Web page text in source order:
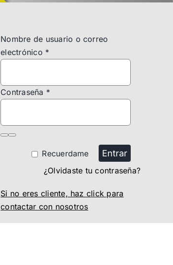
Nombre de usuario o correo
electrónico *
Contraseña *
Recuerdame Entrar
¿Olvidaste tu contraseña?
Si no eres cliente, haz click para
contactar con nosotros